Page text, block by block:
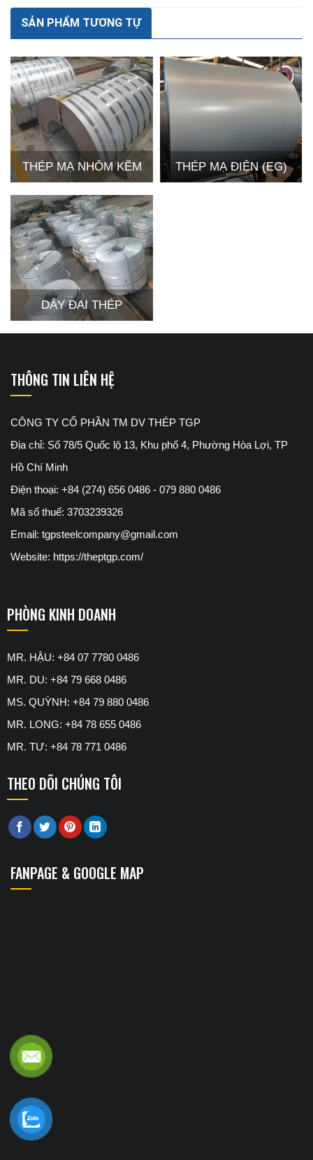
SẢN PHẨM TƯƠNG TỰ
THÉP MẠ NHÔM KẼM
(GL)
THÉP MẠ ĐIỆN (EG)
DÂY ĐAI THÉP
THÔNG TIN LIÊN HỆ
CÔNG TY CỔ PHẦN TM DV THÉP TGP
Địa chỉ: Số 78/5 Quốc lộ 13, Khu phố 4, Phường Hòa Lợi, TP
Hồ Chí Minh
Điện thoại: +84 (274) 656 0486 - 079 880 0486
Mã số thuế: 3703239326
Email: tgpsteelcompany@gmail.com
Website: https://theptgp.com/
PHÒNG KINH DOANH
MR. HẬU: +84 07 7780 0486
MR. DU: +84 79 668 0486
MS. QUỲNH: +84 79 880 0486
MR. LONG: +84 78 655 0486
MR. TƯ: +84 78 771 0486
THEO DÕI CHÚNG TÔI
FANPAGE & GOOGLE MAP